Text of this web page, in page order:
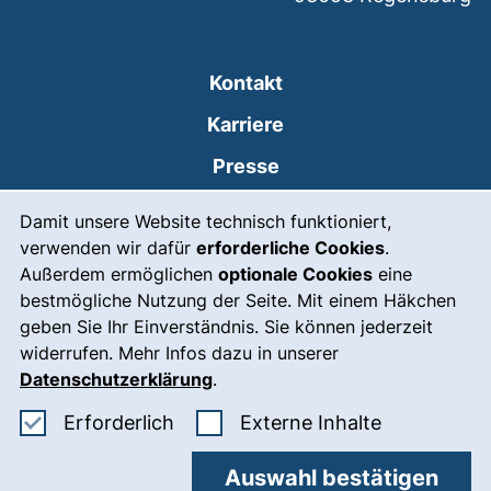
Damit unsere Website technisch funktioniert,
verwenden wir dafür erforderliche Cookies.
Außerdem ermöglichen optionale Cookies eine
bestmögliche Nutzung der Seite. Mit einem Häkchen
geben Sie Ihr Einverständnis. Sie können jederzeit
widerrufen. Mehr Infos dazu in unserer
Datenschutzerklärung.
Erforderlich Erforderliche Cookies akzeptieren
Externe Inhalte: Externe
Auswahl bestätigen
Kontakt
Karriere
Presse
Leichte Sprache
Gebärdensprache
Notfall(externer Link, öffnet
Impressum
Barrierefreiheit
Datenschutz